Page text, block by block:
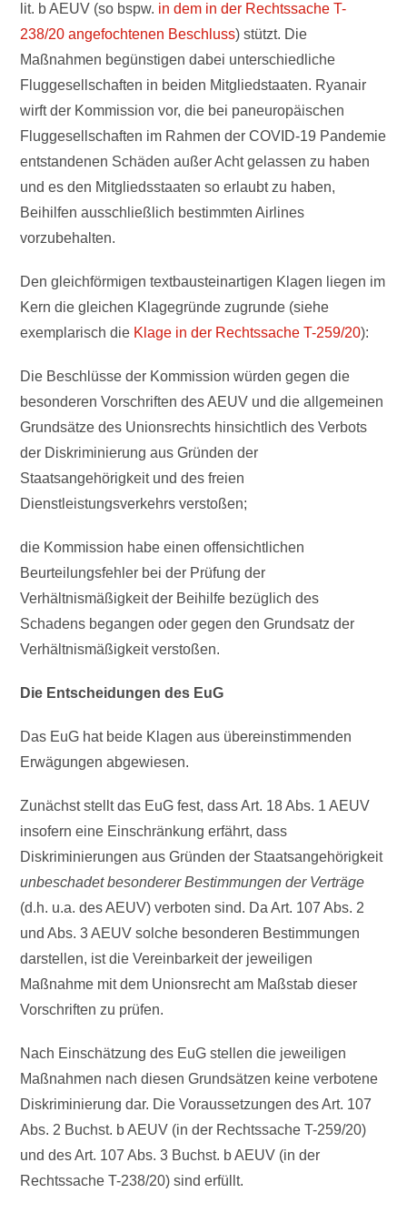
lit. b AEUV (so bspw. in dem in der Rechtssache T-
238/20 angefochtenen Beschluss) stützt. Die
Maßnahmen begünstigen dabei unterschiedliche
Fluggesellschaften in beiden Mitgliedstaaten. Ryanair
wirft der Kommission vor, die bei paneuropäischen
Fluggesellschaften im Rahmen der COVID-19 Pandemie
entstandenen Schäden außer Acht gelassen zu haben
und es den Mitgliedsstaaten so erlaubt zu haben,
Beihilfen ausschließlich bestimmten Airlines
vorzubehalten.
Den gleichförmigen textbausteinartigen Klagen liegen im
Kern die gleichen Klagegründe zugrunde (siehe
exemplarisch die Klage in der Rechtssache T-259/20):
Die Beschlüsse der Kommission würden gegen die
besonderen Vorschriften des AEUV und die allgemeinen
Grundsätze des Unionsrechts hinsichtlich des Verbots
der Diskriminierung aus Gründen der
Staatsangehörigkeit und des freien
Dienstleistungsverkehrs verstoßen;
die Kommission habe einen offensichtlichen
Beurteilungsfehler bei der Prüfung der
Verhältnismäßigkeit der Beihilfe bezüglich des
Schadens begangen oder gegen den Grundsatz der
Verhältnismäßigkeit verstoßen.
Die Entscheidungen des EuG
Das EuG hat beide Klagen aus übereinstimmenden
Erwägungen abgewiesen.
Zunächst stellt das EuG fest, dass Art. 18 Abs. 1 AEUV
insofern eine Einschränkung erfährt, dass
Diskriminierungen aus Gründen der Staatsangehörigkeit
unbeschadet besonderer Bestimmungen der Verträge
(d.h. u.a. des AEUV) verboten sind. Da Art. 107 Abs. 2
und Abs. 3 AEUV solche besonderen Bestimmungen
darstellen, ist die Vereinbarkeit der jeweiligen
Maßnahme mit dem Unionsrecht am Maßstab dieser
Vorschriften zu prüfen.
Nach Einschätzung des EuG stellen die jeweiligen
Maßnahmen nach diesen Grundsätzen keine verbotene
Diskriminierung dar. Die Voraussetzungen des Art. 107
Abs. 2 Buchst. b AEUV (in der Rechtssache T-259/20)
und des Art. 107 Abs. 3 Buchst. b AEUV (in der
Rechtssache T-238/20) sind erfüllt.